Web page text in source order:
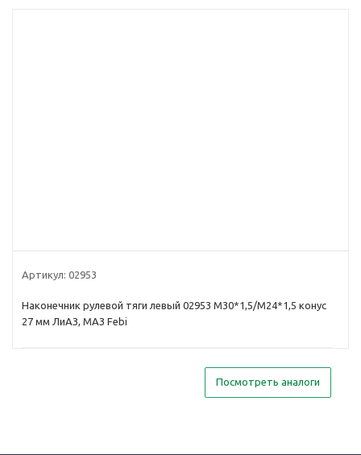
Артикул: 02953
Наконечник рулевой тяги левый 02953 М30*1,5/М24*1,5 конус
27 мм ЛиАЗ, МАЗ Febi
Посмотреть аналоги